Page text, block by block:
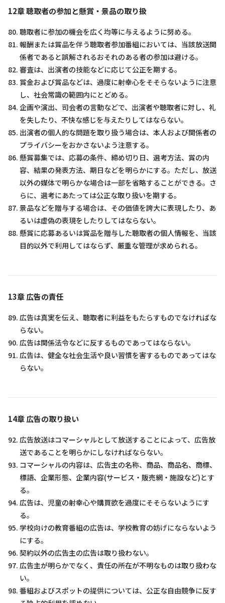
12章 聴取者の参加と懸賞・景品の取り扱
聴取者に参加の機会を広く均等に与えるように努める。
報酬または賞品を伴う聴取者参加番組においては、当該放送関
係者であると誤解されるおそれのある者の参加は避ける。
審査は、出演者の技能などに応じて公正を期する。
賞金および賞品などは、過度に射幸心をそそらないように注意
し、社会常識の範囲内にとどめる。
企画や演出、司会者の言動などで、出演者や聴取者に対し、礼
を失したり、不快な感じを与えたりしてはならない。
出演者の個人的な問題を取り扱う場合は、本人および関係者の
プライバシーをおかさないよう注意する。
懸賞募集では、応募の条件、締め切り日、選考方法、賞の内
容、結果の発表方法、期日などを明らかにする。ただし、放送
以外の媒体で明らかな場合は一部を省略することができる。さ
らに、選考にあたっては公正な取り扱いを期する。
景品などを贈与する場合は、その価値を誇大に表現したり、あ
るいは虚偽の表現をしたりしてはならない。
懸賞に応募あるいは賞品を贈与した聴取者の個人情報を、当該
目的以外で利用してはならず、厳重な管理が求められる。
13章 広告の責任
広告は真実を伝え、聴取者に利益をもたらすものでなければな
らない。
広告は関係法令などに反するものであってはならない。
広告は、健全な社会生活や良い習慣を害するものであってはな
らない。
14章 広告の取り扱い
広告放送はコマーシャルとして放送することによって、広告放
送であることを明らかにしなければならない。
コマーシャルの内容は、広告主の名称、商品、商品名、商標、
標語、企業形態、企業内容(サービス・販売網・施設など)とす
る。
広告は、児童の射幸心や購買欲を過度にそそらないようにす
る。
学校向けの教育番組の広告は、学校教育の妨げにならないよう
にする。
契約以外の広告主の広告は取り扱わない。
広告主が明らかでなく、責任の所在が不明なものは取り扱わな
い。
番組およびスポットの提供については、公正な自由競争に反す